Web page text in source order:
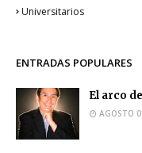
Universitarios
ENTRADAS POPULARES
El arco
AGOSTO